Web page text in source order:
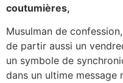
coutumières,
Musulman de
de partir aussi un
un symbole de
dans un ultime message